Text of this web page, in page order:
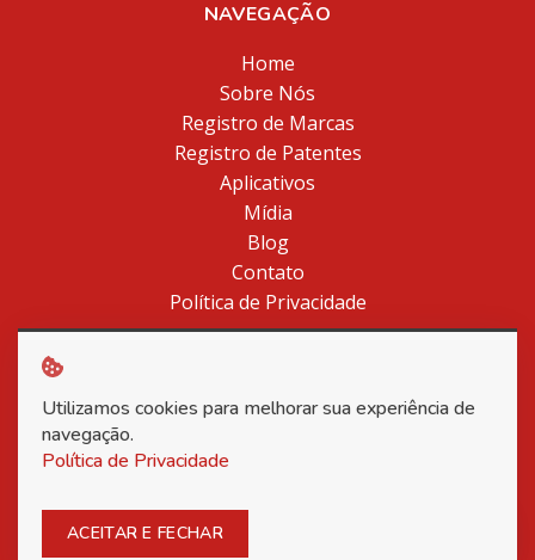
NAVEGAÇÃO
Home
Sobre Nós
Registro de Marcas
Registro de Patentes
Aplicativos
Mídia
Blog
Contato
Política de Privacidade
Copyright © 2026 Associação Nacional dos Inventores -
Todos os direitos reservados.
Utilizamos cookies para melhorar sua experiência de
navegação.
Política de Privacidade
ACEITAR E FECHAR